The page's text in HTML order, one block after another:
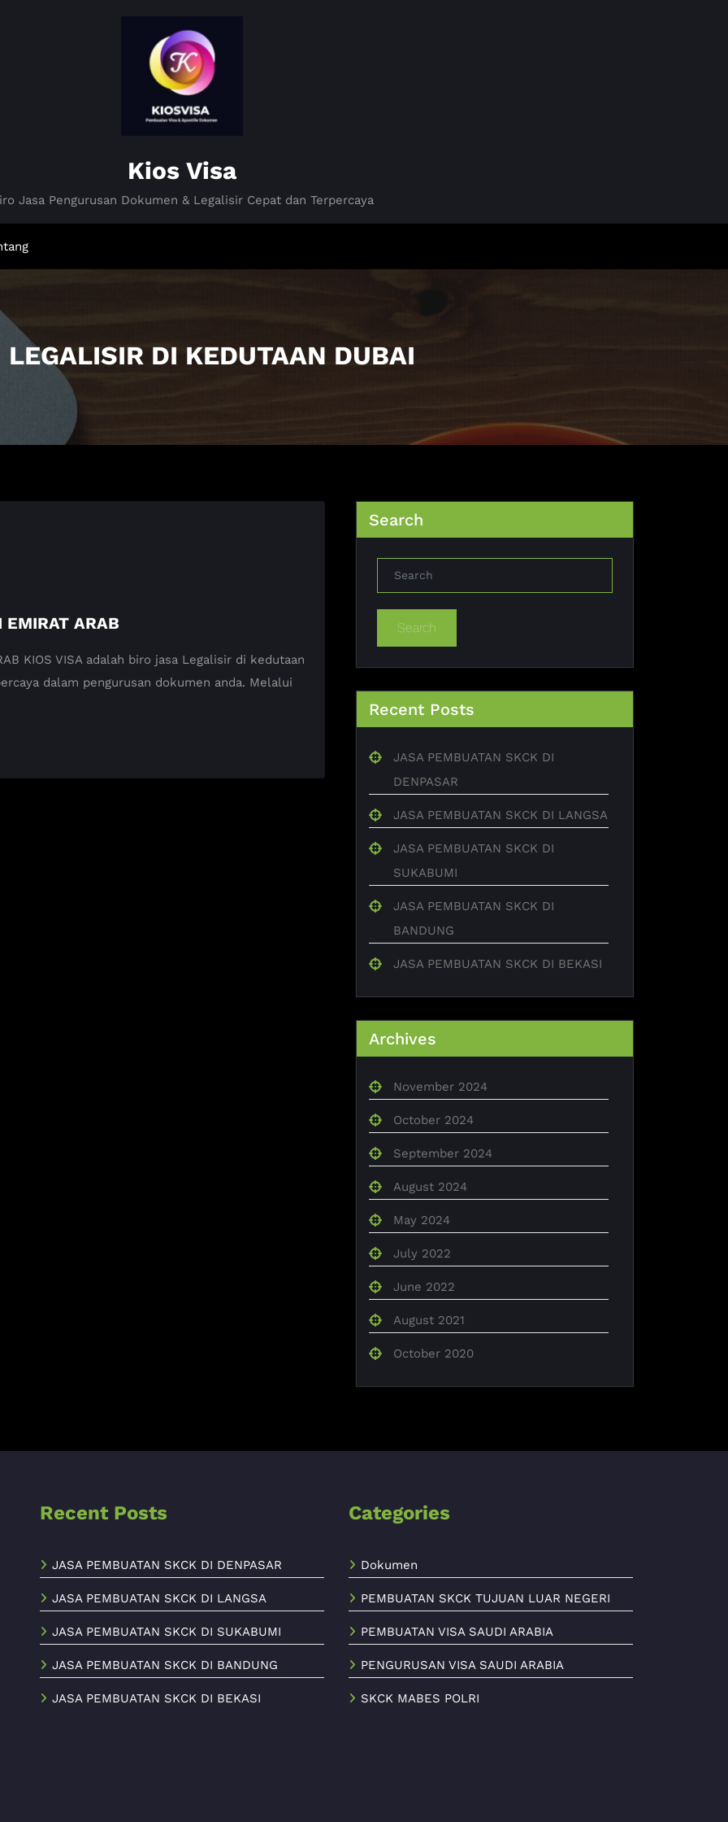
Kios Visa
Jasa Pengurusan Dokumen & Legalisir Cepat dan Terpercaya
LEGALISIR DI KEDUTAAN DUBAI
EMIRAT ARAB
KIOS VISA adalah biro jasa Legalisir di kedutaan
dalam pengurusan dokumen anda. Melalui
Search
Search
Recent Posts
JASA PEMBUATAN SKCK DI
DENPASAR
JASA PEMBUATAN SKCK DI LANGSA
JASA PEMBUATAN SKCK DI
SUKABUMI
JASA PEMBUATAN SKCK DI
BANDUNG
JASA PEMBUATAN SKCK DI BEKASI
Archives
November 2024
October 2024
September 2024
August 2024
May 2024
July 2022
June 2022
August 2021
October 2020
Recent Posts
JASA PEMBUATAN SKCK DI DENPASAR
JASA PEMBUATAN SKCK DI LANGSA
JASA PEMBUATAN SKCK DI SUKABUMI
JASA PEMBUATAN SKCK DI BANDUNG
JASA PEMBUATAN SKCK DI BEKASI
Categories
Dokumen
PEMBUATAN SKCK TUJUAN LUAR NEGERI
PEMBUATAN VISA SAUDI ARABIA
PENGURUSAN VISA SAUDI ARABIA
SKCK MABES POLRI